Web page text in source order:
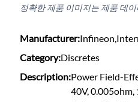
정확한 제품 이미지는 제품 데
Manufacturer:
Category:Discretes
Description:Power Field-
40V,